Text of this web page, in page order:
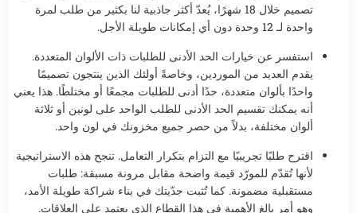
تصميم خلال 18 شهرًا، يُعدّ أكثر جاذبية لنا بكثير من طلب لمرة
واحدة لـ 12 وحدة دون أي إمكانات طويلة الأجل.
استفسر عن خيارات الحد الأدنى للطلبات ذات الألوان المتعددة.
يقدم العديد من الموردين، وخاصةً أولئك الذين ينتجون تصميمًا
واحدًا بألوان متعددة، حدًا أدنى للطلبات مجمعًا أو مختلطًا. هذا يعني
أنه يمكنك تقسيم الحد الأدنى للطلب الواحد على لونين أو ثلاثة
ألوان مختلفة، بدلاً من حصر جميع مخزونك في لون واحد.
اقترح طلبًا تجريبيًا مع التزام بتكرار التعامل. تنجح هذه الاستراتيجية
لأنها تُقدّم للمورّد قيمة واضحة مقابل مرونة مسبقة: طلبات
مستقبلية مضمونة. كما تُثبت جدّيتك في بناء شراكة طويلة الأمد،
وهو أمر بالغ الأهمية في هذا القطاع الذي يعتمد على العلاقات.